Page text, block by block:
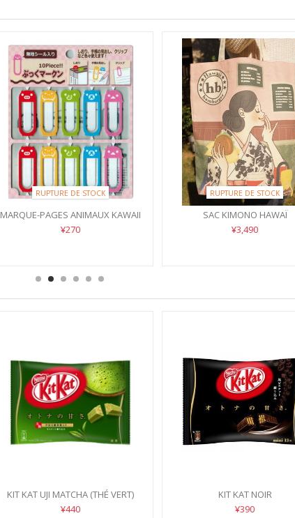
RUPTURE DE STOCK
MARQUE-PAGES ANIMAUX KAWAII
¥270
RUPTURE DE STOCK
SAC KIMONO HAWAÏ
¥3,490
KIT KAT UJI MATCHA (THÉ VERT)
¥440
KIT KAT NOIR
¥390